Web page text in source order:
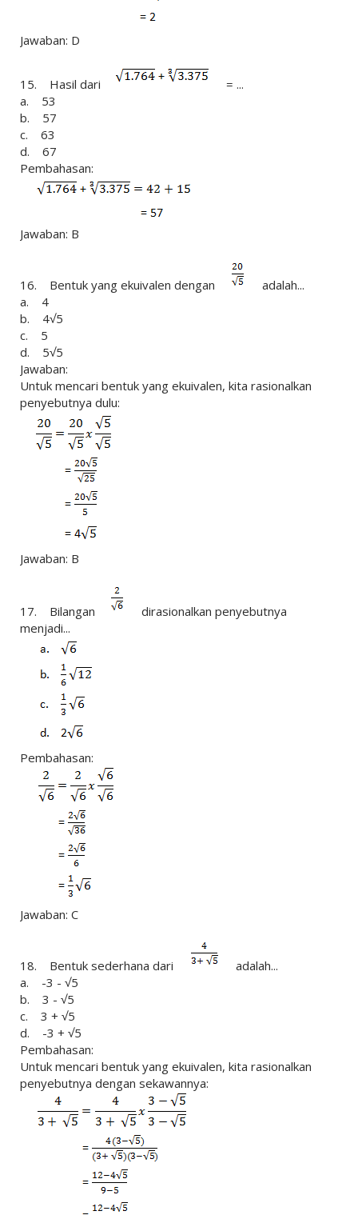
Jawaban: D
15. Hasil dari
= ...
a. 53
b. 57
c. 63
d. 67
Pembahasan:
Jawaban: B
16. Bentuk yang ekuivalen dengan
adalah...
a. 4
b. 4√5
c. 5
d. 5√5
Jawaban:
Untuk mencari bentuk yang ekuivalen, kita rasionalkan
penyebutnya dulu:
Jawaban: B
17. Bilangan
dirasionalkan penyebutnya
menjadi...
Pembahasan:
Jawaban: C
18. Bentuk sederhana dari
adalah...
a. -3 - √5
b. 3 - √5
c. 3 + √5
d. -3 + √5
Pembahasan:
Untuk mencari bentuk yang ekuivalen, kita rasionalkan
penyebutnya dengan sekawannya: